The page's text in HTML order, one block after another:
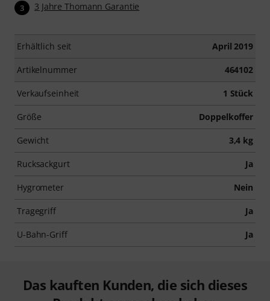
3 3 Jahre Thomann Garantie
Erhältlich seit April 2019
Artikelnummer 464102
Verkaufseinheit 1 Stück
Größe Doppelkoffer
Gewicht 3,4 kg
Rucksackgurt Ja
Hygrometer Nein
Tragegriff Ja
U-Bahn-Griff Ja
Das kauften Kunden, die sich dieses